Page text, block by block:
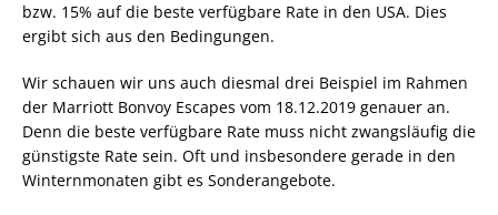
bzw. 15% auf die beste verfügbare Rate in den USA. Dies
ergibt sich aus den Bedingungen.
Wir schauen wir uns auch diesmal drei Beispiel im Rahmen
der Marriott Bonvoy Escapes vom 18.12.2019 genauer an.
Denn die beste verfügbare Rate muss nicht zwangsläufig die
günstigste Rate sein. Oft und insbesondere gerade in den
Winternmonaten gibt es Sonderangebote.